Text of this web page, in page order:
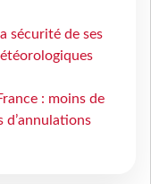
sécurité de ses
: moins de
d’annulations